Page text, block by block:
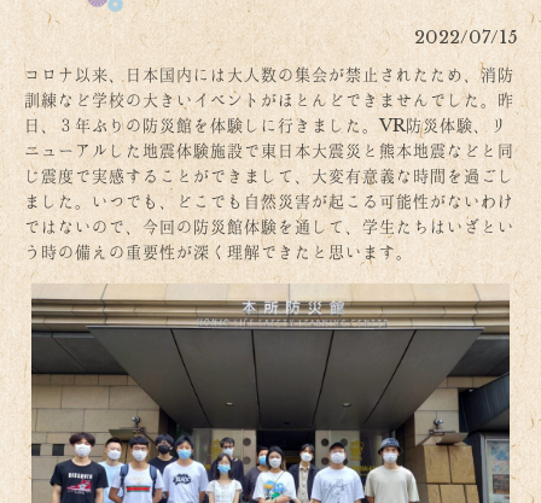
2022/07/15
コロナ以来、日本国内には大人数の集会が禁止されたため、消防
訓練など学校の大きいイベントがほとんどできませんでした。昨
日、３年ぶりの防災館を体験しに行きました。VR防災体験、リ
ニューアルした地震体験施設で東日本大震災と熊本地震などと同
じ震度で実感することができまして、大変有意義な時間を過ごし
ました。いつでも、どこでも自然災害が起こる可能性がないわけ
ではないので、今回の防災館体験を通して、学生たちはいざとい
う時の備えの重要性が深く理解できたと思います。